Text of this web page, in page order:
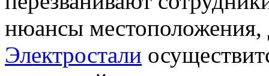
нюансы
Электростали